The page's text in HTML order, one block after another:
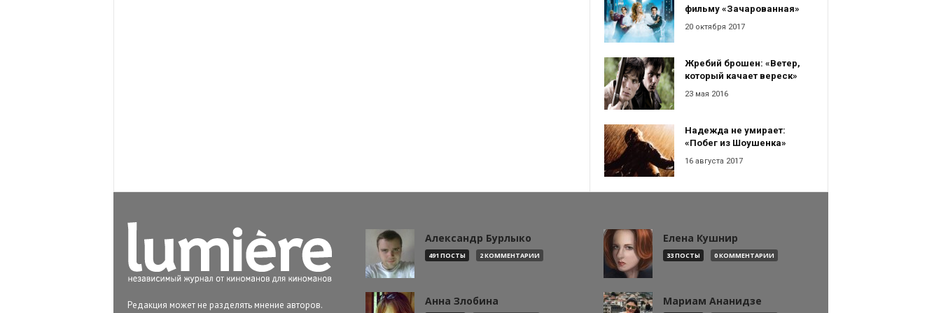
фильму «Зачарованная»
20 октября 2017
Жребий брошен: «Ветер,
который качает вереск»
23 мая 2016
Надежда не умирает:
«Побег из Шоушенка»
16 августа 2017
Редакция может не разделять мнение авторов.
Александр Бурлыко
491 ПОСТЫ 2 КОММЕНТАРИИ
Анна Злобина
Елена Кушнир
33 ПОСТЫ 0 КОММЕНТАРИИ
Мариам Ананидзе